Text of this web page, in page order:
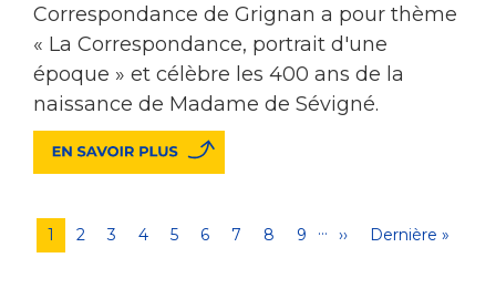
Correspondance de Grignan a pour thème
« La Correspondance, portrait d'une
époque » et célèbre les 400 ans de la
naissance de Madame de Sévigné.
Pagination
Page
courante
1 Page
2 Page
3 Page
4 Page
5 Page
6 Page
7 Page
8 Page
9 …
Page
››
Dernière
Dernière »